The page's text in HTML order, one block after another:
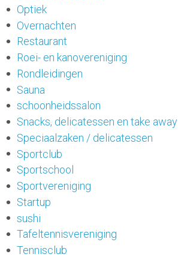
Optiek
Overnachten
Restaurant
Roei- en kanovereniging
Rondleidingen
Sauna
schoonheidssalon
Snacks, delicatessen en take away
Speciaalzaken / delicatessen
Sportclub
Sportschool
Sportvereniging
Startup
sushi
Tafeltennisvereniging
Tennisclub